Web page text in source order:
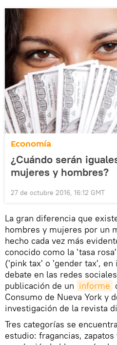
Economía
¿Cuándo serán
mujeres y hombres?
27 de octubre 2016, 16:12 GMT
La gran diferencia que
hombres y mujeres por un
hecho cada vez más
conocido como la 'tasa
('pink tax' o 'gender tax', en
debate en las redes
publicación de un informe
Consumo de Nueva York y
investigación de la revista
Tres categorías se
estudio: fragancias,